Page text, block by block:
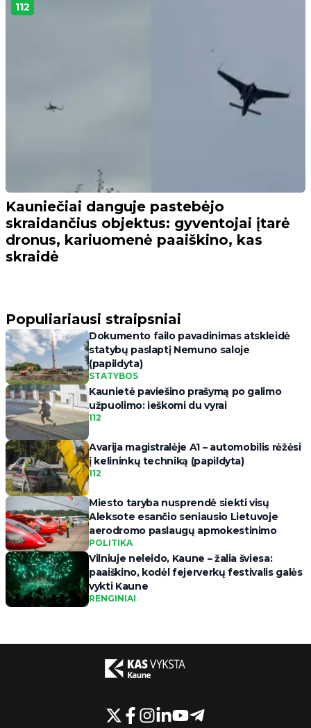
112
Kauniečiai danguje pastebėjo
skraidančius objektus: gyventojai įtarė
dronus, kariuomenė paaiškino, kas
skraidė
Populiariausi straipsniai
Dokumento failo pavadinimas atskleidė
statybų paslaptį Nemuno saloje
(papildyta)
STATYBOS
Kaunietė paviešino prašymą po galimo
užpuolimo: ieškomi du vyrai
112
Avarija magistralėje A1 – automobilis rėžėsi
į kelininkų techniką (papildyta)
112
Miesto taryba nusprendė siekti visų
Aleksote esančio seniausio Lietuvoje
aerodromo paslaugų apmokestinimo
POLITIKA
Vilniuje neleido, Kaune – žalia šviesa:
paaiškino, kodėl fejerverkų festivalis galės
vykti Kaune
RENGINIAI